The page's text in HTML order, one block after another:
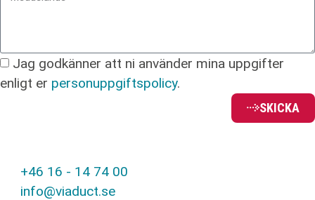
Jag godkänner att ni använder mina uppgifter
enligt er personuppgiftspolicy.
SKICKA
+46 16 - 14 74 00
info@viaduct.se